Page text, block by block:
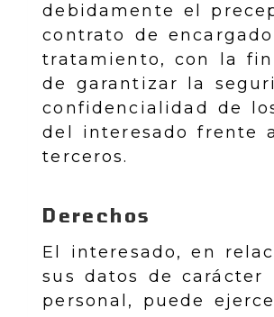
debidamente el
contrato de
tratamiento, con la
de garantizar la
confidencialidad de
del interesado frente a
terceros.
Derechos
El interesado, en
sus datos de carácter
personal, puede